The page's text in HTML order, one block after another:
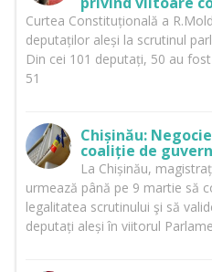
Curtea Constituțională a
deputaților aleși la scrutinul
Din cei 101 deputați, 50 au
51
Chișinău:
coaliție de
La Chișinău,
urmează până pe 9 martie să
legalitatea scrutinului şi să
deputați aleși în viitorul